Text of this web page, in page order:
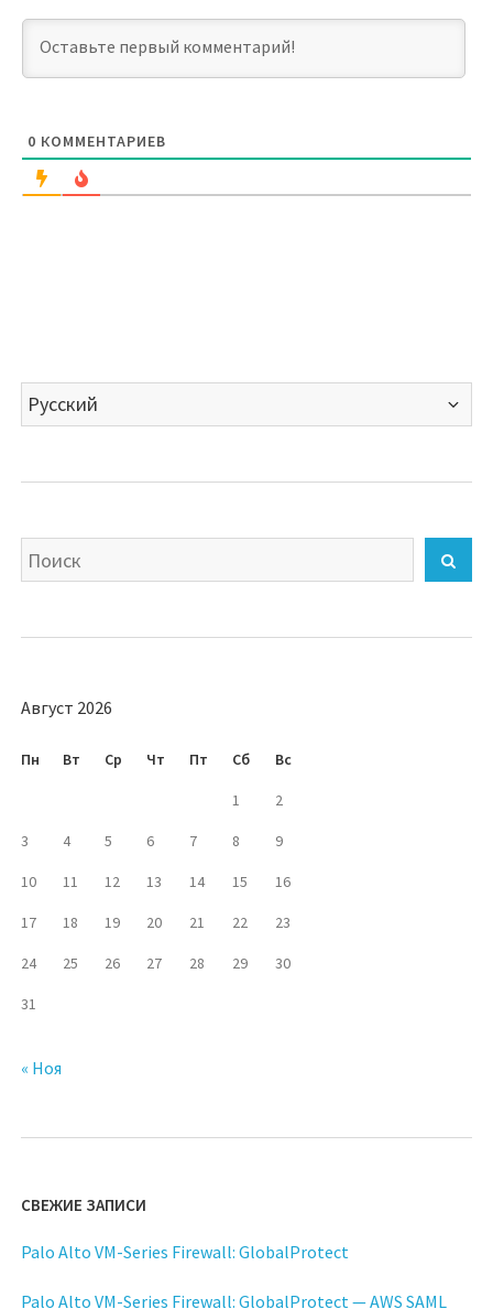
0 КОММЕНТАРИЕВ
Выбрать
язык
Искать
Август 2026
Пн Вт Ср Чт Пт Сб Вс
1 2
3 4 5 6 7 8 9
10 11 12 13 14 15 16
17 18 19 20 21 22 23
24 25 26 27 28 29 30
31
« Ноя
СВЕЖИЕ ЗАПИСИ
Palo Alto VM-Series Firewall: GlobalProtect
Palo Alto VM-Series Firewall: GlobalProtect — AWS SAML